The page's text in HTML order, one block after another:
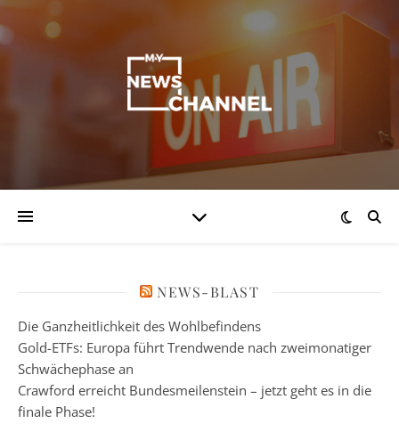
NEWS-BLAST
Die Ganzheitlichkeit des Wohlbefindens
Gold-ETFs: Europa führt Trendwende nach zweimonatiger
Schwächephase an
Crawford erreicht Bundesmeilenstein – jetzt geht es in die
finale Phase!